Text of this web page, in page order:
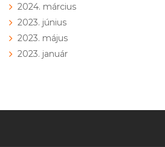
2024. március
2023. június
2023. május
2023. január